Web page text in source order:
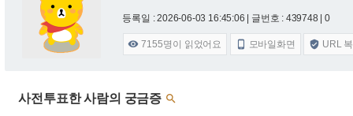
등록일 : 2026-06-03 16:45:06 | 글번호 : 439748 | 0
 7155명이 읽었어요  모바일화면  URL
사전투표한 사람의 궁금증 